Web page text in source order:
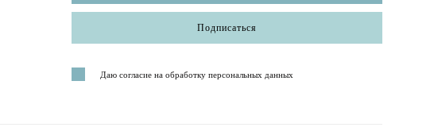
Подписаться
Даю согласие на обработку персональных данных